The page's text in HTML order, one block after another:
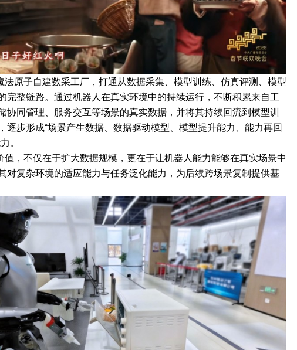
法原子自建数采工厂，打通从数据采集、模型训练、仿真评测、模型
完整链路。通过机器人在真实环境中的持续运行，不断积累来自工
协同管理、服务交互等场景的真实数据，并将其持续回流到模型训
逐步形成“场景产生数据、数据驱动模型、模型提升能力、能力再回
。
值，不仅在于扩大数据规模，更在于让机器人能力能够在真实场景中
对复杂环境的适应能力与任务泛化能力，为后续跨场景复制提供基